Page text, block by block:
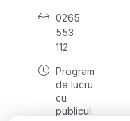
0265
553
112
Program
de lucru
cu
publicul: